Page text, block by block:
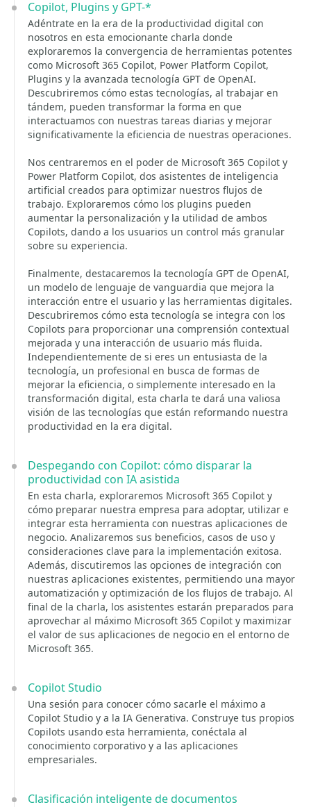
Copilot, Plugins y GPT-*
Adéntrate en la era de la productividad digital con
nosotros en esta emocionante charla donde
exploraremos la convergencia de herramientas potentes
como Microsoft 365 Copilot, Power Platform Copilot,
Plugins y la avanzada tecnología GPT de OpenAI.
Descubriremos cómo estas tecnologías, al trabajar en
tándem, pueden transformar la forma en que
interactuamos con nuestras tareas diarias y mejorar
significativamente la eficiencia de nuestras operaciones.
Nos centraremos en el poder de Microsoft 365 Copilot y
Power Platform Copilot, dos asistentes de inteligencia
artificial creados para optimizar nuestros flujos de
trabajo. Exploraremos cómo los plugins pueden
aumentar la personalización y la utilidad de ambos
Copilots, dando a los usuarios un control más granular
sobre su experiencia.
Finalmente, destacaremos la tecnología GPT de OpenAI,
un modelo de lenguaje de vanguardia que mejora la
interacción entre el usuario y las herramientas digitales.
Descubriremos cómo esta tecnología se integra con los
Copilots para proporcionar una comprensión contextual
mejorada y una interacción de usuario más fluida.
Independientemente de si eres un entusiasta de la
tecnología, un profesional en busca de formas de
mejorar la eficiencia, o simplemente interesado en la
transformación digital, esta charla te dará una valiosa
visión de las tecnologías que están reformando nuestra
productividad en la era digital.
Despegando con Copilot: cómo disparar la
productividad con IA asistida
En esta charla, exploraremos Microsoft 365 Copilot y
cómo preparar nuestra empresa para adoptar, utilizar e
integrar esta herramienta con nuestras aplicaciones de
negocio. Analizaremos sus beneficios, casos de uso y
consideraciones clave para la implementación exitosa.
Además, discutiremos las opciones de integración con
nuestras aplicaciones existentes, permitiendo una mayor
automatización y optimización de los flujos de trabajo. Al
final de la charla, los asistentes estarán preparados para
aprovechar al máximo Microsoft 365 Copilot y maximizar
el valor de sus aplicaciones de negocio en el entorno de
Microsoft 365.
Copilot Studio
Una sesión para conocer cómo sacarle el máximo a
Copilot Studio y a la IA Generativa. Construye tus propios
Copilots usando esta herramienta, conéctala al
conocimiento corporativo y a las aplicaciones
empresariales.
Clasificación inteligente de documentos